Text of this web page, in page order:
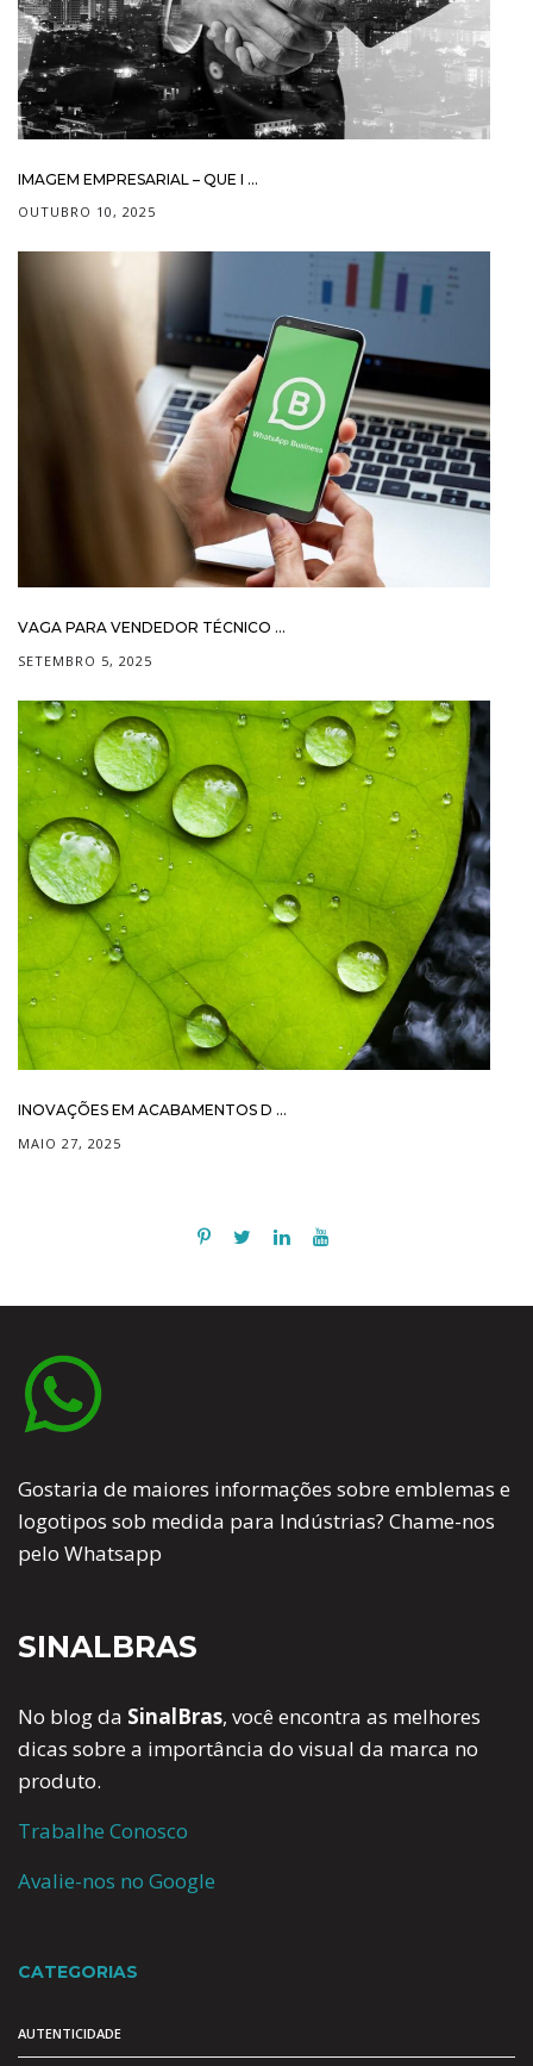
IMAGEM EMPRESARIAL – QUE I ...
OUTUBRO 10, 2025
VAGA PARA VENDEDOR TÉCNICO ...
SETEMBRO 5, 2025
INOVAÇÕES EM ACABAMENTOS D ...
MAIO 27, 2025
Gostaria de maiores informações sobre emblemas e
logotipos sob medida para Indústrias? Chame-nos
pelo Whatsapp
SINALBRAS
No blog da SinalBras, você encontra as melhores
dicas sobre a importância do visual da marca no
produto.
Trabalhe Conosco
Avalie-nos no Google
CATEGORIAS
AUTENTICIDADE